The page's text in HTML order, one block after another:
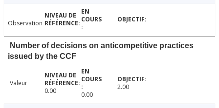
Observation
Number of decisions on anticompetitive practices
issued by the CCF
Valeur
0.00
0.00
2.00